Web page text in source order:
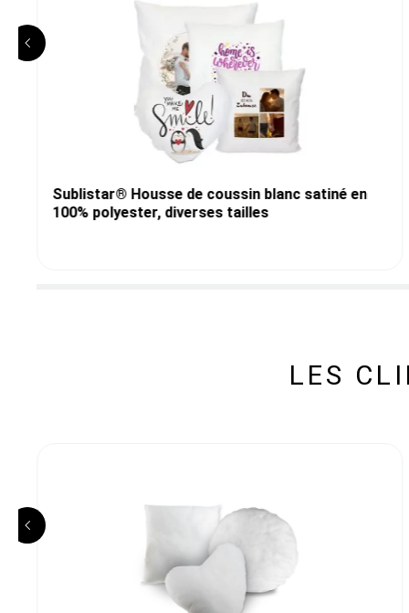
Sublistar® Housse de coussin blanc satiné en
100% polyester, diverses tailles
LES